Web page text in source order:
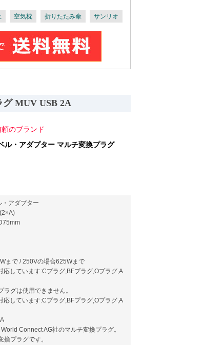
空気枕 折りたたみ傘 サンリオ
グ MUV USB 2A
のブランド
ル・アダプター マルチ変換プラグ
アダプター
まで / 250Vの場合625Wまで
応しています:Cプラグ,BFプラグ,Oプラグ,A
グは使用できません。
応しています:Cプラグ,BFプラグ,Oプラグ,A
Connect AG社のマルチ変換プラグ。
プラグです。